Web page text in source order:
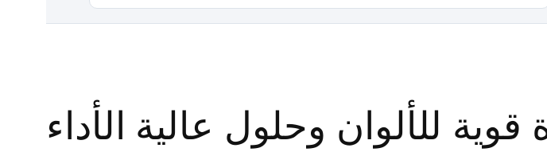
قوية للألوان وحلول عالية الأداء